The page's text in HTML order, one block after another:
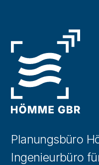
Planungsbüro
Ingenieurbüro